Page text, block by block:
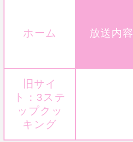
ホーム 放送内容
旧サイ
ト：3ステ
ップクッ
キング